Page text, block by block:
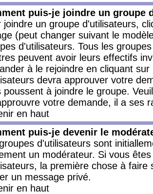
puis-je joindre un groupe
joindre un groupe d'utilisateurs,
(peut changer suivant le
d'utilisateurs. Tous les
peuvent avoir leurs effectifs
à le rejoindre en cliquant
devra approuver votre
poussent à joindre le groupe.
votre demande, il a ses
en haut
puis-je devenir le
d'utilisateurs sont
un modérateur. Si vous
la première chose à
un message privé.
en haut